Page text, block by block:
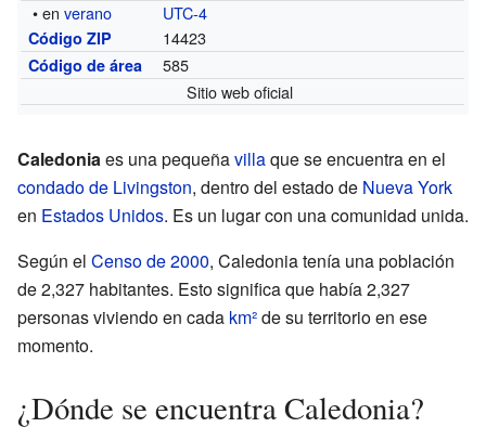
• enverano UTC-4
Código ZIP 14423
Código de área
585
Sitio web oficial
Caledoniaes una pequeñavillaque se encuentra en el
condado de Livingston, dentro del estado de Nueva York
en Estados Unidos. Es un lugar con una comunidad unida.
Según el Censo de 2000, Caledonia tenía una población
de 2,327 habitantes. Esto significa que había 2,327
personas viviendo en cada km²de su territorio en ese
momento.
¿Dónde se encuentra Caledonia?